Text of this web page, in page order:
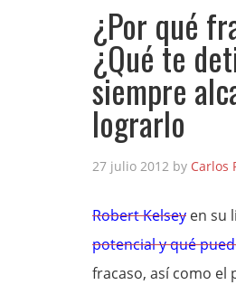
¿Por qué
¿Qué te
siempre
lograrlo
27 julio 2012 by Carlos
Robert Kelsey en su
potencial y qué
fracaso, así como el